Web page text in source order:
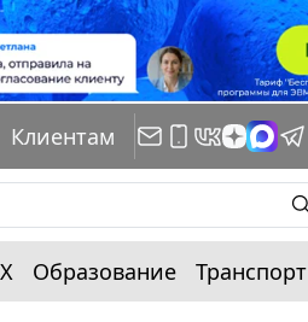
Клиентам
Образование Транспорт